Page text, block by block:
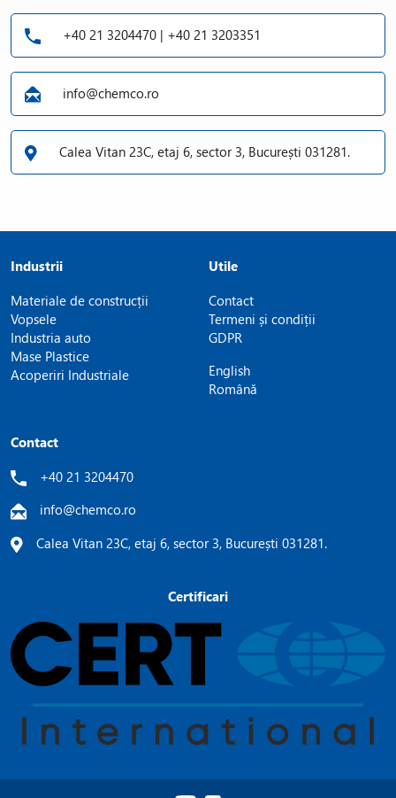
+40 21 3204470 | +40 21 3203351
info@chemco.ro
Calea Vitan 23C, etaj 6, sector 3, București 031281.
Industrii
Materiale de construcții
Vopsele
Industria auto
Mase Plastice
Acoperiri Industriale
Utile
Contact
Termeni și condiții
GDPR
English
Română
Contact
+40 21 3204470
info@chemco.ro
Calea Vitan 23C, etaj 6, sector 3, București 031281.
Certificari